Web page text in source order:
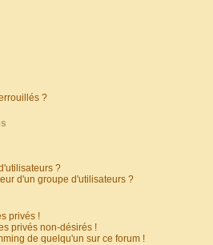
?
?
d'un groupe d'utilisateurs ?
privés !
privés non-désirés !
de quelqu'un sur ce forum !